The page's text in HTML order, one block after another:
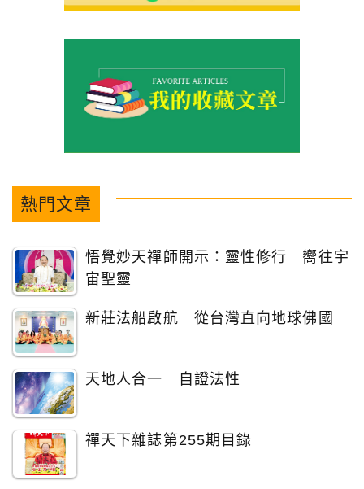
熱門文章
悟覺妙天禪師開示：靈性修行 嚮往宇
宙聖靈
新莊法船啟航 從台灣直向地球佛國
天地人合一 自證法性
禪天下雜誌第255期目錄